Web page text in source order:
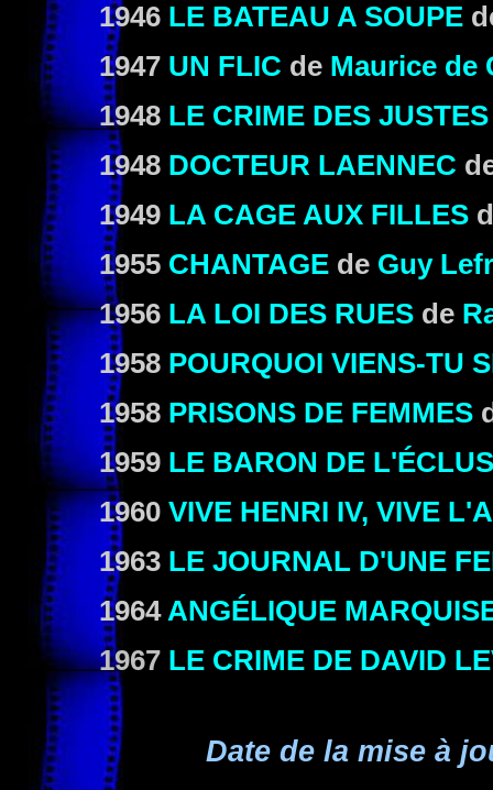
1946 LE BATEAU A SOUPE
1947 UN FLIC de Maurice de
1948 LE CRIME DES JUSTES
1948 DOCTEUR LAENNEC
1949 LA CAGE AUX FILLES
1955 CHANTAGE de Guy
1956 LA LOI DES RUES de
1958 POURQUOI VIENS-TU
1958 PRISONS DE FEMMES
1959 LE BARON DE
1960 VIVE HENRI IV, VIVE
1963 LE JOURNAL D'UNE
1964 ANGÉLIQUE
1967 LE CRIME DE DAVID
Date de la mise à